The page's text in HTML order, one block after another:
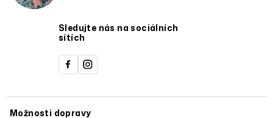
Sledujte nás na sociálních
sítích
Možnosti dopravy